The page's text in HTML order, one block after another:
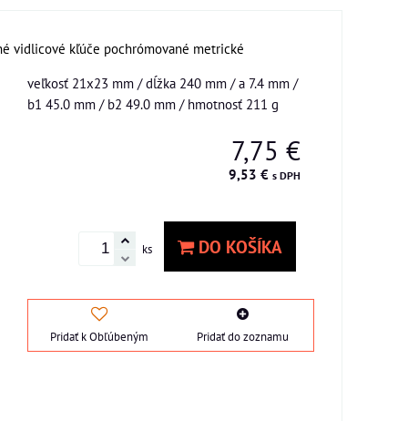
vidlicové kľúče pochrómované metrické
veľkosť 21x23 mm / dĺžka 240 mm / a 7.4 mm /
b1 45.0 mm / b2 49.0 mm / hmotnosť 211 g
7,75 €
9,53 € s DPH
ks DO KOŠÍKA
Pridať k Obľúbeným Pridať do zoznamu